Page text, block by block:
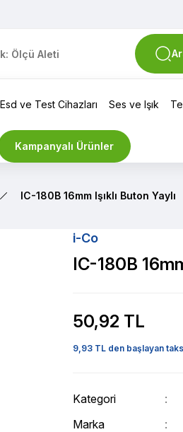
Esd ve Test Cihazları Ses ve Işık
Kampanyalı Ürünler
IC-180B 16mm Işıklı Buton Yaylı
i-Co
IC-180B
50,92 TL
9,93 TL den başlayan
Kategori
Marka